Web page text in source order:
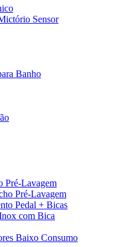
Sensor
Banho
Pré-Lavagem
Pré-Lavagem
Pedal + Bicas
com Bica
Baixo Consumo